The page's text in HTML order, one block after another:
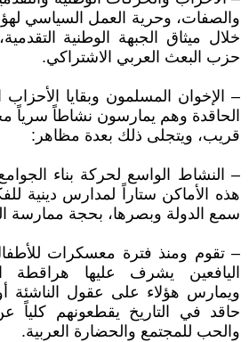
والصفات، وحرية العمل السياسي
خلال ميثاق الجبهة الوطنية
حزب البعث العربي الاشتراكي.
– الإخوان المسلمون وبقايا الأحزاب
الحاقدة وهم يمارسون نشاطاً سرياً
قريب، ويتجلى ذلك بعدة مظاهر:
– النشاط الواسع لحركة بناء
هذه الأماكن ستاراً لمدارس دينية
سمع الدولة وبصرها، بحجة ممارسة
– تقوم ومنذ فترة معسكرات
اليافعين يشرف عليها هراقطة
ويمارس هؤلاء على عقول الناشئة
حاقد في التاريخ يقطعونهم كلياً
والحب للمجتمع والحضارة العربية.